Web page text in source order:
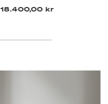
18.400,00 kr